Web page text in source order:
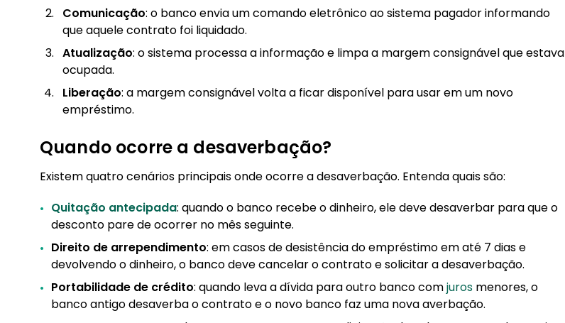
Comunicação: o banco envia um comando eletrônico ao sistema pagador informando
que aquele contrato foi liquidado.
Atualização: o sistema processa a informação e limpa a margem consignável que estava
ocupada.
Liberação: a margem consignável volta a ficar disponível para usar em um novo
empréstimo.
Quando ocorre a desaverbação?
Existem quatro cenários principais onde ocorre a desaverbação. Entenda quais são:
Quitação antecipada: quando o banco recebe o dinheiro, ele deve desaverbar para que o
desconto pare de ocorrer no mês seguinte.
Direito de arrependimento: em casos de desistência do empréstimo em até 7 dias e
devolvendo o dinheiro, o banco deve cancelar o contrato e solicitar a desaverbação.
Portabilidade de crédito: quando leva a dívida para outro banco comjuros menores, o
banco antigo desaverba o contrato e o novo banco faz uma nova averbação.